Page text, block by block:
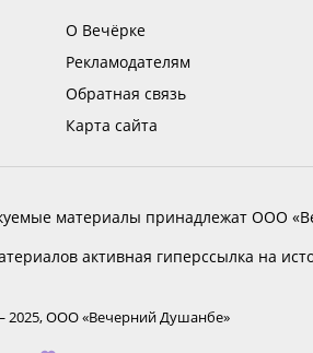
О Вечёрке
Рекламодателям
Обратная связь
Карта сайта
материалы принадлежат ООО
активная гиперссылка на
2025, ООО «Вечерний Душанбе»